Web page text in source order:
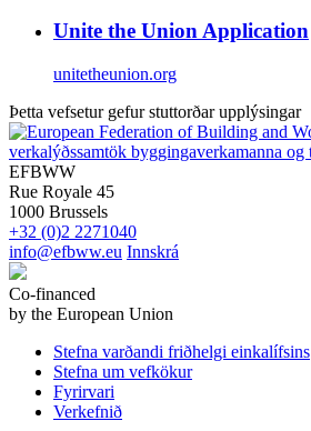
Unite the Union Application
unitetheunion.org
Þetta vefsetur gefur stuttorðar upplýsingar
EFBWW
Rue Royale 45
1000 Brussels
+32 (0)2 2271040
info@efbww.eu Innskrá
Co-financed
by the European Union
Stefna varðandi friðhelgi einkalífsins
Stefna um vefkökur
Fyrirvari
Verkefnið